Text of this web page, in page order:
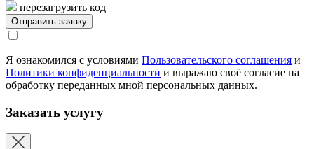
перезагрузить код
Я ознакомился с условиями Пользовательского соглашения и
Политики конфиденциальности и выражаю своё согласие на
обработку переданных мной персональных данных.
Заказать услугу